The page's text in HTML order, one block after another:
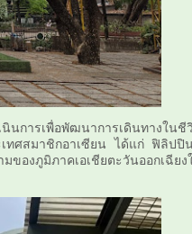
นการเพื่อพัฒนาการเดินทางในชี
เทศสมาชิกอาเซียน ได้แก่ ฟิลิปปิ
องภูมิภาคเอเชียตะวันออกเฉียง